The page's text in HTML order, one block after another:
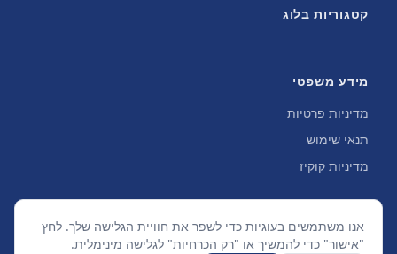
קטגוריות בלוג
מידע משפטי
מדיניות פרטיות
תנאי שימוש
מדיניות קוקיז
©
2026
אנו משתמשים בעוגיות כדי לשפר את חוויית הגלישה שלך. לחץ
"אישור" כדי להמשיך או "רק הכרחיות" לגלישה מינימלית.